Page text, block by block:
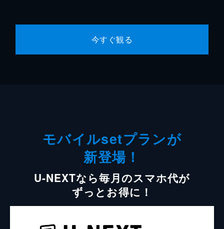
今すぐ観る
モバイルsetプランが
新登場！
U-NEXTなら毎月のスマホ代が
ずっとお得に！